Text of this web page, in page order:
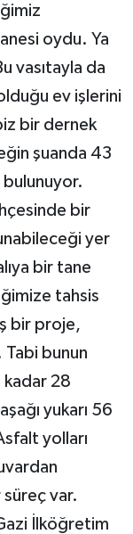
oydu. Ya
vasıtayla da
ev işlerini
bir dernek
şuanda 43
bulunuyor.
bir
yer
bir tane
tahsis
bir proje,
bunun
kadar 28
yukarı 56
yolları
var.
İlköğretim